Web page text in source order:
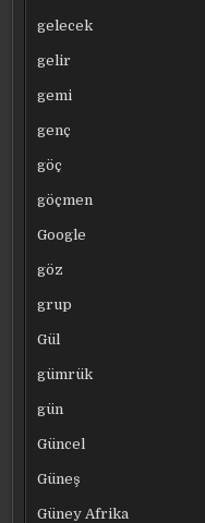
gelecek
gelir
gemi
genç
göç
göçmen
Google
göz
grup
Gül
gümrük
gün
Güncel
Güneş
Güney Afrika